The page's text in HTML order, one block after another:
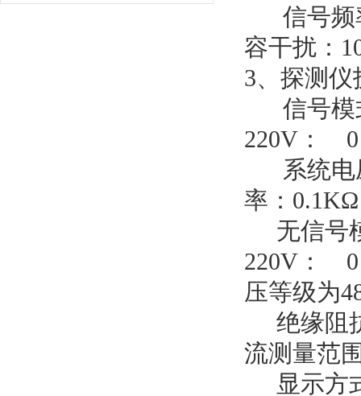
信号频
容干扰：
3、探测仪
信号模
220V： 0
系统电
率：0.1KΩ
无信号
220V： 0
压等级为
绝缘阻
流测量范
显示方